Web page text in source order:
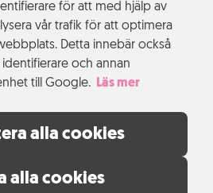
för att med hjälp av
vår trafik för att optimera
Detta innebär också
och annan
till Google.
Läs mer
alla cookies
alla cookies